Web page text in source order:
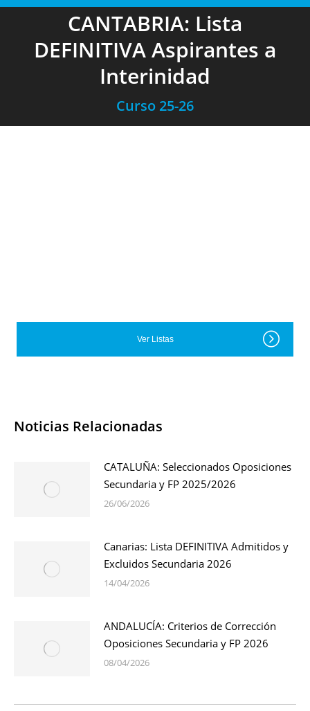
CANTABRIA: Lista
DEFINITIVA Aspirantes a
Interinidad
Curso 25-26
Ver Listas
Noticias Relacionadas
CATALUÑA: Seleccionados Oposiciones
Secundaria y FP 2025/2026
26/06/2026
Canarias: Lista DEFINITIVA Admitidos y
Excluidos Secundaria 2026
14/04/2026
ANDALUCÍA: Criterios de Corrección
Oposiciones Secundaria y FP 2026
08/04/2026